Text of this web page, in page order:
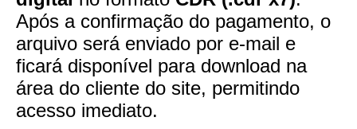
Após a confirmação do pagamento, o
arquivo será enviado por e-mail e
ficará disponível para download na
área do cliente do site, permitindo
acesso imediato.